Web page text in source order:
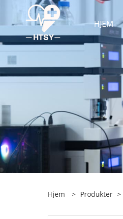
HJEM
Hjem > Produkter >